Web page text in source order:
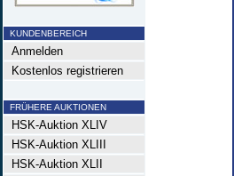
KUNDENBEREICH
Anmelden
Kostenlos registrieren
FRÜHERE AUKTIONEN
HSK-Auktion XLIV
HSK-Auktion XLIII
HSK-Auktion XLII